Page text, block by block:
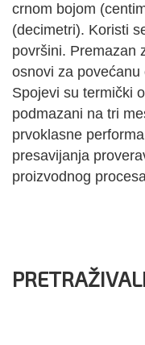
crnom bojom
(decimetri). Koristi
površini. Premazan
osnovi za
Spojevi su termički
podmazani na tri
prvoklasne
presavijanja
proizvodnog